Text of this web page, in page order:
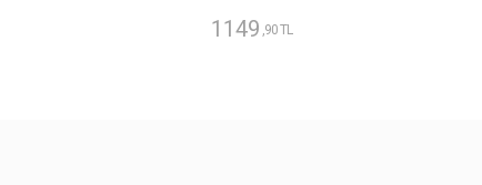
1149 ,90 TL